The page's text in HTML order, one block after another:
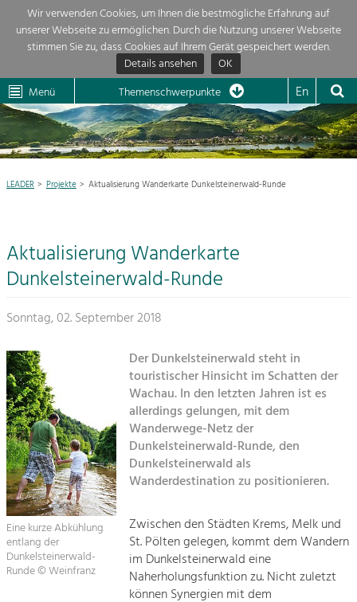
Wir verwenden Cookies, um Ihnen die bestmögliche Erfahrung auf
unserer Webseite zu ermöglichen. Durch die Nutzung unserer Webseite
stimmen Sie zu, dass Cookies auf Ihrem Gerät gespeichert werden.
Details ansehen
OK
Dunkelsteinerwald Klima
Menü Themenschwerpunkte En
Aktuelles 
Region 
Projekte
Mein Projekt
Suche
Impressum
Sitemap
Kontakt
Themenübersicht
Die Regionalentwicklung in unserer Region ist sehr vielfältig. Deshalb
geben wir hier eine Übersicht über unsere Themenschwerpunkte. Für
mehr Informationen einfach das Thema anklicken und schon werden alle
Projekte in diesem Kontext angezeigt.
Natur- &
Baukultur
Ortsbild, Baukultur und nachhaltiges
Siedlungswesen.
Land- & Forstwirtschaft
Angebotsentwicklung und
Positionierung.
Kunst & Kultur
Handwerk, Wissenschaft und Forschung.
Soziales, Bildung &
Identität
Gleichberechtigung, Jugend und
LEADER Projekte Aktualisierung Wanderkarte Dunkelsteinerwald-Runde
Aktualisierung Wanderkarte
Dunkelsteinerwald-Runde
Sonntag, 02. September 2018
Eine kurze Abkühlung
entlang der
Dunkelsteinerwald-
Runde © Weinfranz
Der Dunkelsteinerwald steht in
touristischer Hinsicht im Schatten der
Wachau. In den letzten Jahren ist es
allerdings gelungen, mit dem
Wanderwege-Netz der
Dunkelsteinerwald-Runde, den
Dunkelsteinerwald als
Wanderdestination zu positionieren.
Zwischen den Städten Krems, Melk und
St. Pölten gelegen, kommt dem Wandern
im Dunkelsteinerwald eine
Naherholungsfunktion zu. Nicht zuletzt
können Synergien mit dem